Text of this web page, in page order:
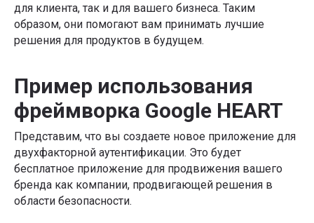
для клиента, так и для вашего бизнеса. Таким
образом, они помогают вам принимать лучшие
решения для продуктов в будущем.
Пример использования
фреймворка Google HEART
Представим, что вы создаете новое приложение для
двухфакторной аутентификации. Это будет
бесплатное приложение для продвижения вашего
бренда как компании, продвигающей решения в
области безопасности.